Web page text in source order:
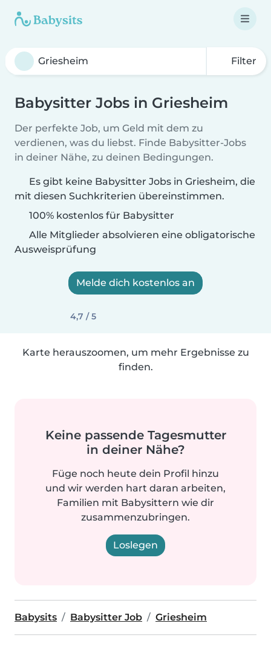
Filter
Babysitter Jobs in Griesheim
Der perfekte Job, um Geld mit dem zu
verdienen, was du liebst. Finde Babysitter-Jobs
in deiner Nähe, zu deinen Bedingungen.
Es gibt keine Babysitter Jobs in Griesheim, die
mit diesen Suchkriterien übereinstimmen.
100% kostenlos für Babysitter
Alle Mitglieder absolvieren eine obligatorische
Ausweisprüfung
Melde dich kostenlos an
4,7 / 5
Karte herauszoomen, um mehr Ergebnisse zu
finden.
Keine passende Tagesmutter
in deiner Nähe?
Füge noch heute dein Profil hinzu
und wir werden hart daran arbeiten,
Familien mit Babysittern wie dir
zusammenzubringen.
Loslegen
Babysits Babysitter Job Griesheim